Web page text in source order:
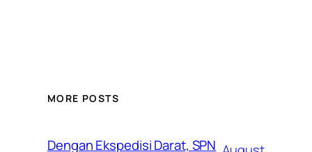
MORE POSTS
Dengan Ekspedisi Darat, SPN